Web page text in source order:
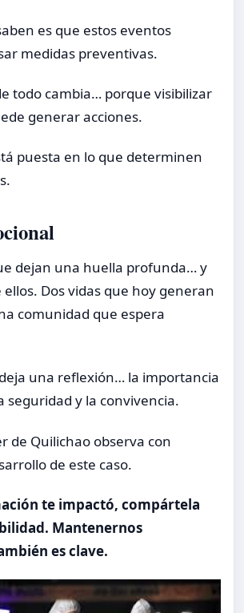
es que estos eventos
medidas preventivas.
todo cambia… porque visibilizar
generar acciones.
puesta en lo que determinen
dejan una huella profunda… y
ellos. Dos vidas que hoy generan
comunidad que espera
una reflexión… la importancia
seguridad y la convivencia.
de Quilichao observa con
de este caso.
te impactó, compártela
Mantenernos
es clave.